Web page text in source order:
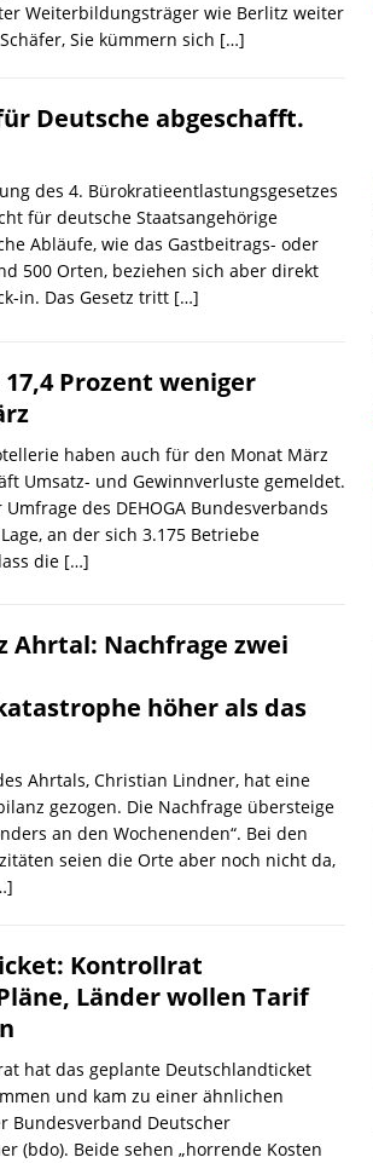
Weiterbildungsträger wie Berlitz weiter
Sie kümmern sich […]
Deutsche abgeschafft.
des 4. Bürokratieentlastungsgesetzes
für deutsche Staatsangehörige
Abläufe, wie das Gastbeitrags- oder
500 Orten, beziehen sich aber direkt
in. Das Gesetz tritt […]
Prozent weniger
haben auch für den Monat März
Umsatz- und Gewinnverluste gemeldet.
des DEHOGA Bundesverbands
an der sich 3.175 Betriebe
die […]
Ahrtal: Nachfrage zwei
höher als das
Ahrtals, Christian Lindner, hat eine
gezogen. Die Nachfrage übersteige
an den Wochenenden“. Bei den
seien die Orte aber noch nicht da,
Kontrollrat
Länder wollen Tarif
hat das geplante Deutschlandticket
und kam zu einer ähnlichen
Bundesverband Deutscher
(bdo). Beide sehen „horrende Kosten